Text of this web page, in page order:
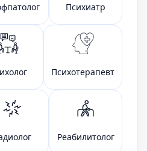
Психиатр
Психотерапевт
Реабилитолог